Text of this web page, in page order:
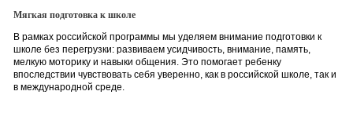
Мягкая подготовка к школе
В рамках российской программы мы уделяем внимание подготовки к
школе без перегрузки: развиваем усидчивость, внимание, память,
мелкую моторику и навыки общения. Это помогает ребенку
впоследствии чувствовать себя уверенно, как в российской школе, так и
в международной среде.